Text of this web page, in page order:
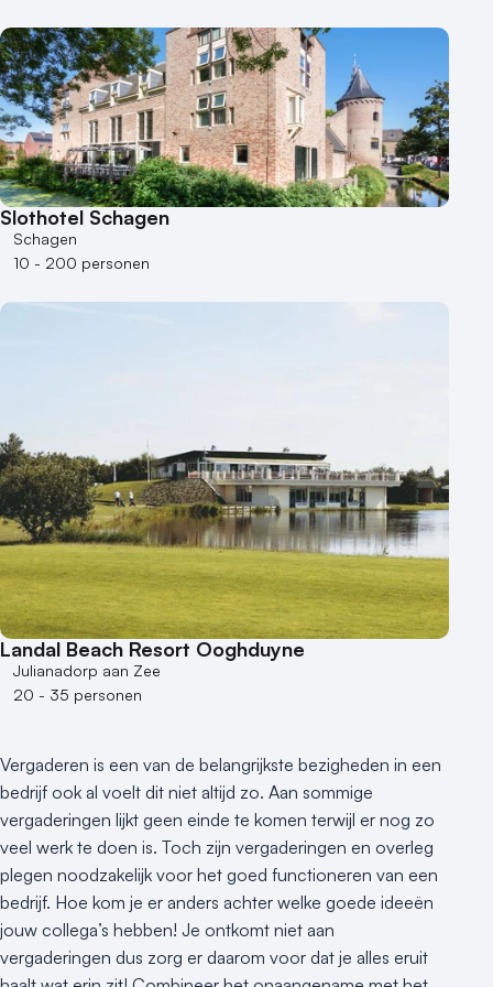
Hybride events
Industriële locatie
Kasteel en landgoed
Kleine / intieme locatie
Locaties aan zee
Museum
Theater
Varende locatie
Slothotel Schagen
Schagen
10 - 200 personen
Landal Beach Resort Ooghduyne
Julianadorp aan Zee
20 - 35 personen
Vergaderen is een van de belangrijkste bezigheden in een
bedrijf ook al voelt dit niet altijd zo. Aan sommige
vergaderingen lijkt geen einde te komen terwijl er nog zo
veel werk te doen is. Toch zijn vergaderingen en overleg
plegen noodzakelijk voor het goed functioneren van een
bedrijf. Hoe kom je er anders achter welke goede ideeën
jouw collega’s hebben! Je ontkomt niet aan
vergaderingen dus zorg er daarom voor dat je alles eruit